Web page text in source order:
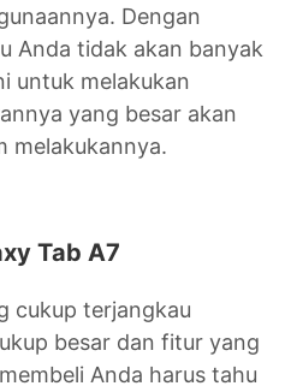
Dengan
Anda tidak akan banyak
untuk melakukan
yang besar akan
melakukannya.
Tab A7
cukup terjangkau
besar dan fitur yang
Anda harus tahu